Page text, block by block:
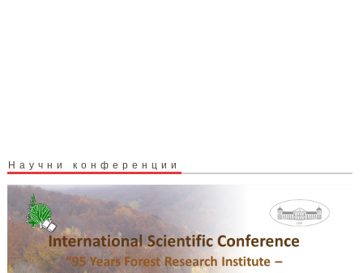
Научни конференции